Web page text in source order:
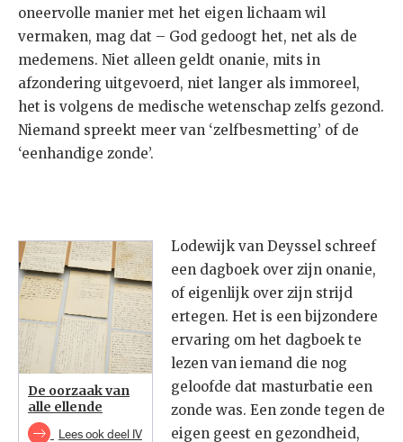
oneervolle manier met het eigen lichaam wil
vermaken, mag dat – God gedoogt het, net als de
medemens. Niet alleen geldt onanie, mits in
afzondering uitgevoerd, niet langer als immoreel,
het is volgens de medische wetenschap zelfs gezond.
Niemand spreekt meer van ‘zelfbesmetting’ of de
‘eenhandige zonde’.
De oorzaak van
alle ellende
Lees ook deel IV
Lodewijk van Deyssel schreef
een dagboek over zijn onanie,
of eigenlijk over zijn strijd
ertegen. Het is een bijzondere
ervaring om het dagboek te
lezen van iemand die nog
geloofde dat masturbatie een
zonde was. Een zonde tegen de
eigen geest en gezondheid,